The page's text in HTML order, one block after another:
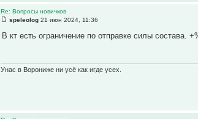
Re: Вопросы новичков
speleolog 21 июн 2024, 11:36
В кт есть ограничение по отправке силы
Унас в Ворониже ни усё как игде усех.